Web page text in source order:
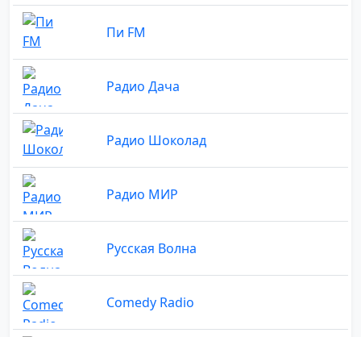
Пи FM
Радио Дача
Радио Шоколад
Радио МИР
Русская Волна
Comedy Radio